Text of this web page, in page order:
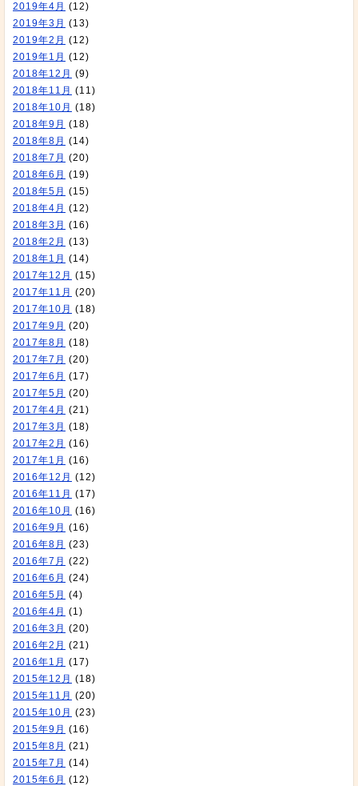
2019年4月 (12)
2019年3月 (13)
2019年2月 (12)
2019年1月 (12)
2018年12月 (9)
2018年11月 (11)
2018年10月 (18)
2018年9月 (18)
2018年8月 (14)
2018年7月 (20)
2018年6月 (19)
2018年5月 (15)
2018年4月 (12)
2018年3月 (16)
2018年2月 (13)
2018年1月 (14)
2017年12月 (15)
2017年11月 (20)
2017年10月 (18)
2017年9月 (20)
2017年8月 (18)
2017年7月 (20)
2017年6月 (17)
2017年5月 (20)
2017年4月 (21)
2017年3月 (18)
2017年2月 (16)
2017年1月 (16)
2016年12月 (12)
2016年11月 (17)
2016年10月 (16)
2016年9月 (16)
2016年8月 (23)
2016年7月 (22)
2016年6月 (24)
2016年5月 (4)
2016年4月 (1)
2016年3月 (20)
2016年2月 (21)
2016年1月 (17)
2015年12月 (18)
2015年11月 (20)
2015年10月 (23)
2015年9月 (16)
2015年8月 (21)
2015年7月 (14)
2015年6月 (12)